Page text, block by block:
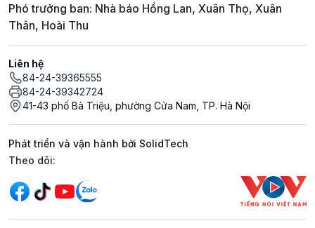
Phó trưởng ban: Nhà báo Hồng Lan, Xuân Thọ, Xuân
Thân, Hoài Thu
Liên hệ
84-24-39365555
84-24-39342724
41-43 phố Bà Triệu, phường Cửa Nam, TP. Hà Nội
Phát triển và vận hành bởi SolidTech
Mạng xã hội
Theo dõi: